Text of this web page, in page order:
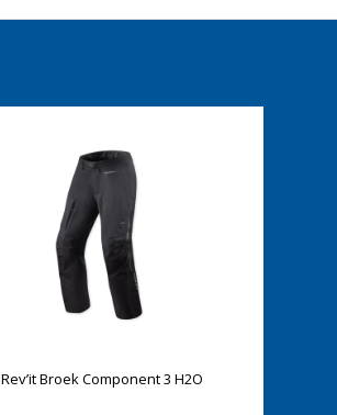
Rev’it Broek Component 3 H2O